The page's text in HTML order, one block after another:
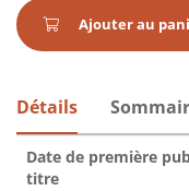
Ajouter au
Détails
Date de première
titre